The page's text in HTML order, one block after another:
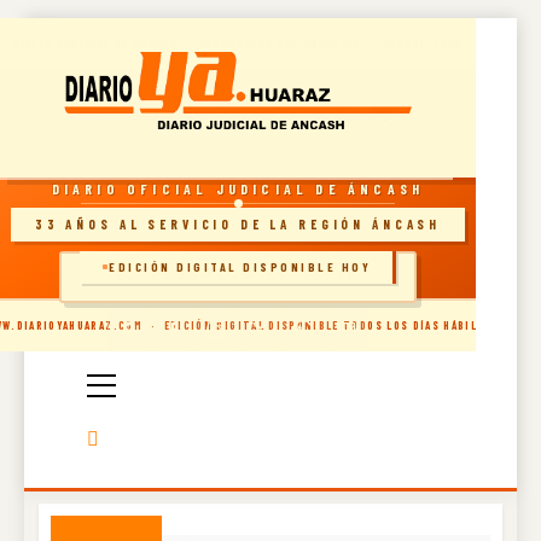
· EDICIÓN DIGITAL DISPONIBLE TODOS LOS DÍAS HÁBILES
RESOLUCIÓN INDECOPI · DIARIO OFICIAL
DIARIO OFICIAL JUDICIAL DE ÁNCASH
33 AÑOS AL SERVICIO DE LA REGIÓN ÁNCASH
🗞️ INGRESAR AL SITIO
EDICIÓN DIGITAL DISPONIBLE HOY
content
Diario Oficial
Judicial De